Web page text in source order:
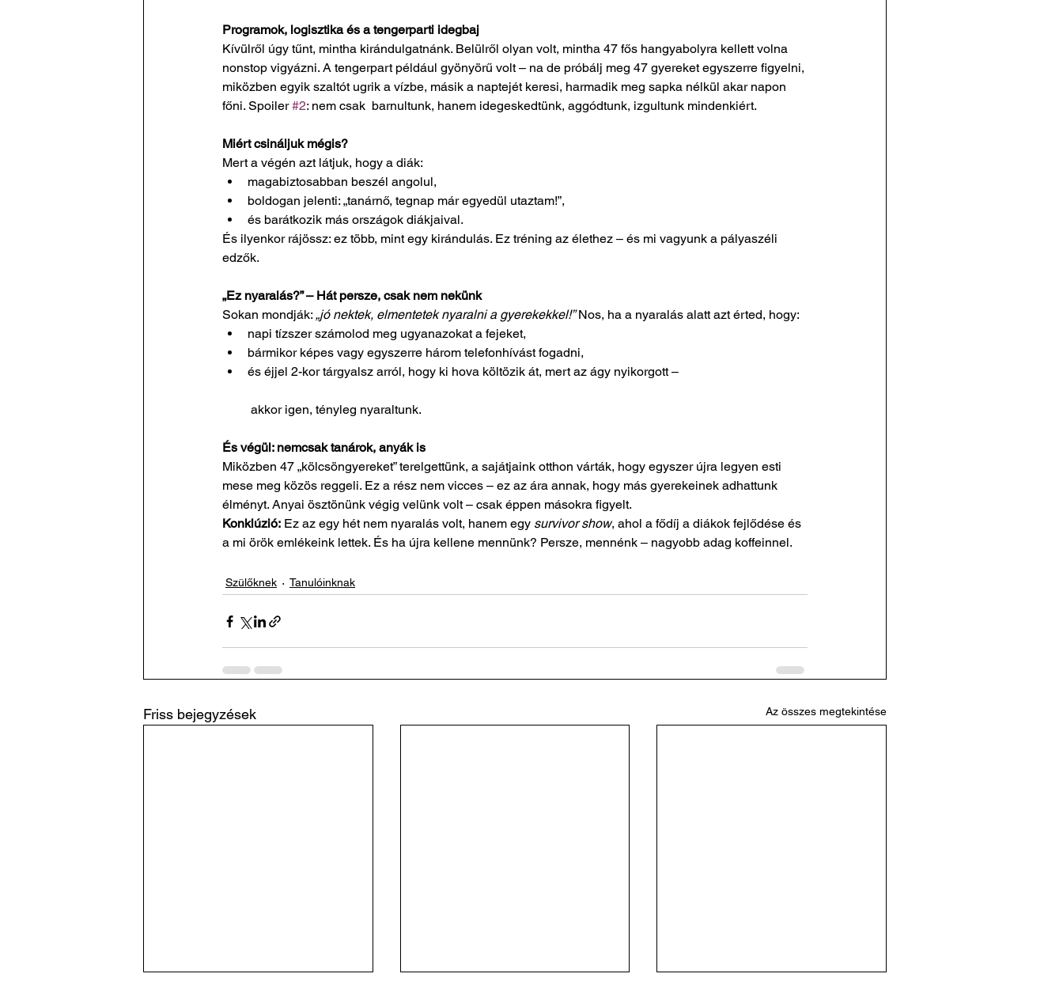
Programok, logisztika és a tengerparti idegbaj
Kívülről úgy tűnt, mintha kirándulgatnánk. Belülről olyan volt, mintha 47 fős hangyabolyra kellett volna
nonstop vigyázni. A tengerpart például gyönyörű volt – na de próbálj meg 47 gyereket egyszerre figyelni,
miközben egyik szaltót ugrik a vízbe, másik a naptejét keresi, harmadik meg sapka nélkül akar napon
főni. Spoiler #2: nem csak  barnultunk, hanem idegeskedtünk, aggódtunk, izgultunk mindenkiért.
Miért csináljuk mégis?
Mert a végén azt látjuk, hogy a diák:
magabiztosabban beszél angolul,
boldogan jelenti: „tanárnő, tegnap már egyedül utaztam!”,
és barátkozik más országok diákjaival.
És ilyenkor rájössz: ez több, mint egy kirándulás. Ez tréning az élethez – és mi vagyunk a pályaszéli
edzők.
„Ez nyaralás?” – Hát persze, csak nem nekünk
Sokan mondják: „jó nektek, elmentetek nyaralni a gyerekekkel!” Nos, ha a nyaralás alatt azt érted, hogy:
napi tízszer számolod meg ugyanazokat a fejeket,
bármikor képes vagy egyszerre három telefonhívást fogadni,
és éjjel 2-kor tárgyalsz arról, hogy ki hova költözik át, mert az ágy nyikorgott –
akkor igen, tényleg nyaraltunk.
És végül: nemcsak tanárok, anyák is
Miközben 47 „kölcsöngyereket” terelgettünk, a sajátjaink otthon várták, hogy egyszer újra legyen esti
mese meg közös reggeli. Ez a rész nem vicces – ez az ára annak, hogy más gyerekeinek adhattunk
élményt. Anyai ösztönünk végig velünk volt – csak éppen másokra figyelt.
Konklúzió: Ez az egy hét nem nyaralás volt, hanem egy survivor show, ahol a fődíj a diákok fejlődése és
a mi örök emlékeink lettek. És ha újra kellene mennünk? Persze, mennénk – nagyobb adag koffeinnel.
Szülőknek Tanulóinknak
Friss bejegyzések Az összes megtekintése